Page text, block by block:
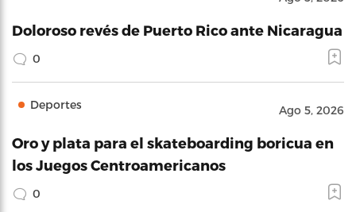
Doloroso revés de Puerto Rico ante Nicaragua
0
Deportes Ago 5, 2026
Oro y plata para el skateboarding boricua en
los Juegos Centroamericanos
0